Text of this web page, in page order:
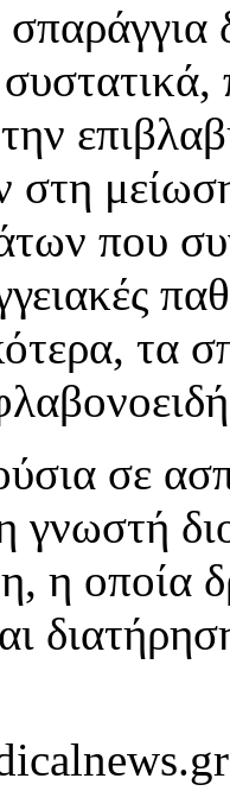
στη
που
τα
σε
γνωστή
η οποία